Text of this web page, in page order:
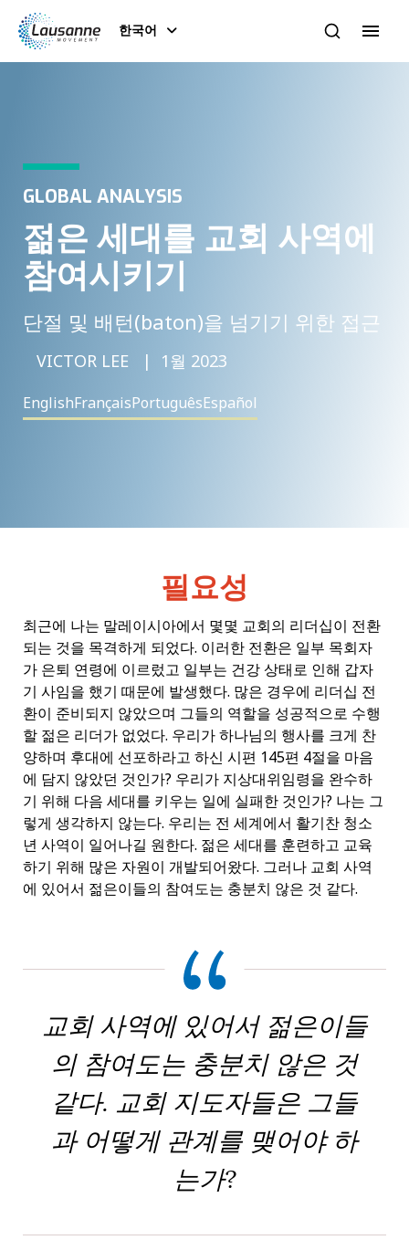
한국어
GLOBAL ANALYSIS
젊은 세대를 교회 사역에
참여시키기
단절 및 배턴(baton)을 넘기기 위한 접근
VICTOR LEE 1월 2023
EnglishFrançaisPortuguêsEspañol
필요성
최근에 나는 말레이시아에서 몇몇 교회의 리더십이 전환
되는 것을 목격하게 되었다. 이러한 전환은 일부 목회자
가 은퇴 연령에 이르렀고 일부는 건강 상태로 인해 갑자
기 사임을 했기 때문에 발생했다. 많은 경우에 리더십 전
환이 준비되지 않았으며 그들의 역할을 성공적으로 수행
할 젊은 리더가 없었다. 우리가 하나님의 행사를 크게 찬
양하며 후대에 선포하라고 하신 시편 145편 4절을 마음
에 담지 않았던 것인가? 우리가 지상대위임령을 완수하
기 위해 다음 세대를 키우는 일에 실패한 것인가? 나는 그
렇게 생각하지 않는다. 우리는 전 세계에서 활기찬 청소
년 사역이 일어나길 원한다. 젊은 세대를 훈련하고 교육
하기 위해 많은 자원이 개발되어왔다. 그러나 교회 사역
에 있어서 젊은이들의 참여도는 충분치 않은 것 같다.
교회 사역에 있어서 젊은이들
의 참여도는 충분치 않은 것
같다. 교회 지도자들은 그들
과 어떻게 관계를 맺어야 하
는가?